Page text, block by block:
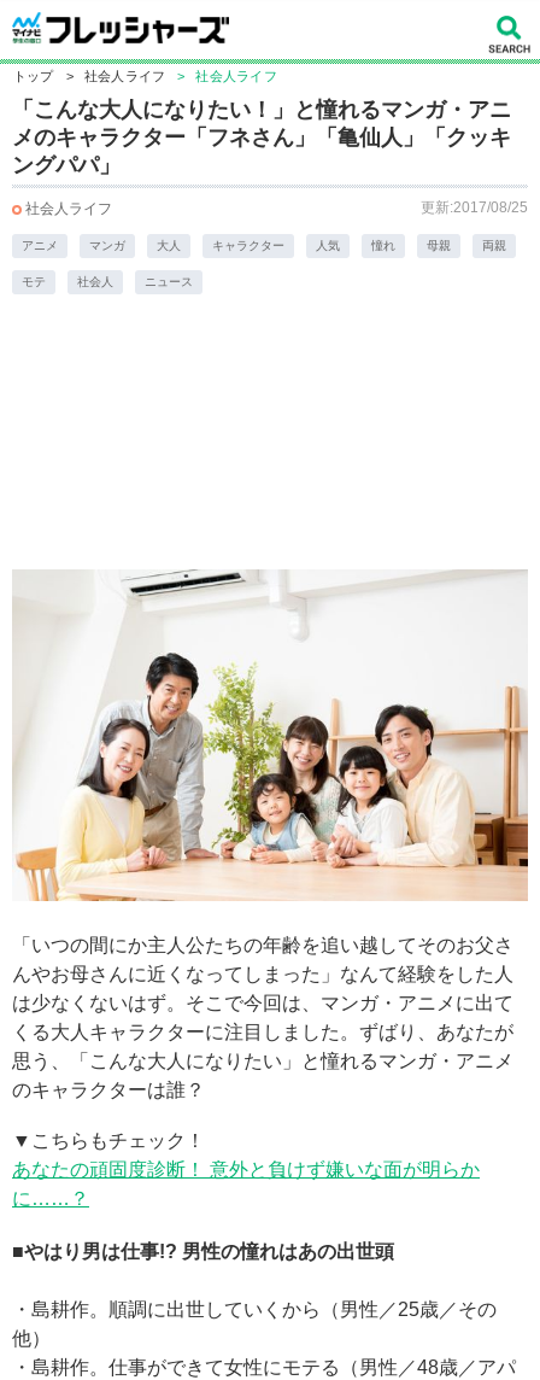
トップ > 社会人ライフ > 社会人ライフ
「こんな大人になりたい！」と憧れるマンガ・アニ
メのキャラクター「フネさん」「亀仙人」「クッキ
ングパパ」
社会人ライフ 更新:2017/08/25
アニメ マンガ 大人 キャラクター 人気 憧れ 母親 両親
モテ 社会人 ニュース
「いつの間にか主人公たちの年齢を追い越してそのお父さ
んやお母さんに近くなってしまった」なんて経験をした人
は少なくないはず。そこで今回は、マンガ・アニメに出て
くる大人キャラクターに注目しました。ずばり、あなたが
思う、「こんな大人になりたい」と憧れるマンガ・アニメ
のキャラクターは誰？
▼こちらもチェック！
あなたの頑固度診断！ 意外と負けず嫌いな面が明らか
に……？
■やはり男は仕事!? 男性の憧れはあの出世頭
・島耕作。順調に出世していくから（男性／25歳／その
他）
・島耕作。仕事ができて女性にモテる（男性／48歳／アパ